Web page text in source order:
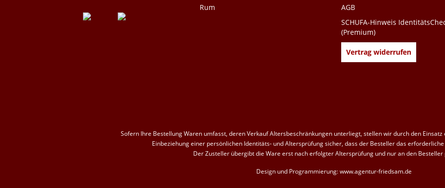
Rum
AGB
SCHUFA-Hinweis
(Premium)
Vertrag widerrufen
Sofern Ihre Bestellung Waren umfasst, deren Verkauf Altersbeschränkungen unterliegt, stellen wir durch den
Einbeziehung einer persönlichen Identitäts- und Altersprüfung sicher, dass der Besteller das
Der Zusteller übergibt die Ware erst nach erfolgter Altersprüfung und nur an den Besteller
Design und Programmierung:www.agentur-friedsam.de